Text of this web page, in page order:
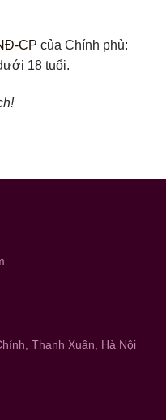
CP của Chính phủ:
18 tuổi.
Thanh Xuân, Hà Nội